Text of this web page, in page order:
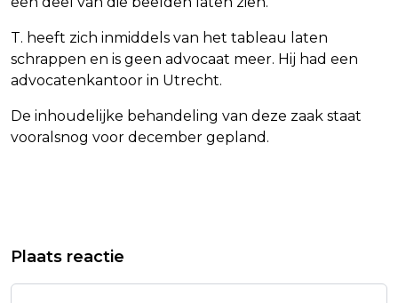
T. heeft zich inmiddels van het tableau laten
schrappen en is geen advocaat meer. Hij had een
advocatenkantoor in Utrecht.
De inhoudelijke behandeling van deze zaak staat
vooralsnog voor december gepland.
A12 NAAST TWEEDE KAMER
MAATREGELEN KABINET TEGEN
ONGEWENSTE
Plaats reactie